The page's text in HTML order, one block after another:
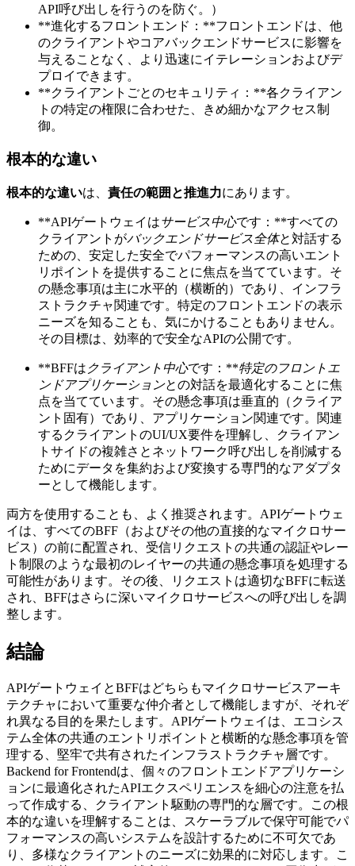
API呼び出しを行うのを防ぐ。）
**進化するフロントエンド：**フロントエンドは、他
のクライアントやコアバックエンドサービスに影響を
与えることなく、より迅速にイテレーションおよびデ
プロイできます。
**クライアントごとのセキュリティ：**各クライアン
トの特定の権限に合わせた、きめ細かなアクセス制
御。
根本的な違い
根本的な違いは、 責任の範囲と推進力にあります。
**APIゲートウェイはサービス中心です：**すべての
クライアントがバックエンドサービス全体と対話する
ための、安定した安全でパフォーマンスの高いエント
リポイントを提供することに焦点を当てています。そ
の懸念事項は主に水平的（横断的）であり、インフラ
ストラクチャ関連です。特定のフロントエンドの表示
ニーズを知ることも、気にかけることもありません。
その目標は、効率的で安全なAPIの公開です。
**BFFは クライアント中心です：**特定のフロントエ
ンドアプリケーションとの対話を最適化することに焦
点を当てています。その懸念事項は垂直的（クライア
ント固有）であり、アプリケーション関連です。関連
するクライアントのUI/UX要件を理解し、クライアン
トサイドの複雑さとネットワーク呼び出しを削減する
ためにデータを集約および変換する専門的なアダプタ
ーとして機能します。
両方を使用することも、よく推奨されます。APIゲートウェ
イは、すべてのBFF（およびその他の直接的なマイクロサー
ビス）の前に配置され、受信リクエストの共通の認証やレー
ト制限のような最初のレイヤーの共通の懸念事項を処理する
可能性があります。その後、リクエストは適切なBFFに転送
され、BFFはさらに深いマイクロサービスへの呼び出しを調
整します。
結論
APIゲートウェイとBFFはどちらもマイクロサービスアーキ
テクチャにおいて重要な仲介者として機能しますが、それぞ
れ異なる目的を果たします。APIゲートウェイは、エコシス
テム全体の共通のエントリポイントと横断的な懸念事項を管
理する、堅牢で共有されたインフラストラクチャ層です。
Backend for Frontendは、個々のフロントエンドアプリケーシ
ョンに最適化されたAPIエクスペリエンスを細心の注意を払
って作成する、クライアント駆動の専門的な層です。この根
本的な違いを理解することは、スケーラブルで保守可能でパ
フォーマンスの高いシステムを設計するために不可欠であ
り、多様なクライアントのニーズに効果的に対応します。こ